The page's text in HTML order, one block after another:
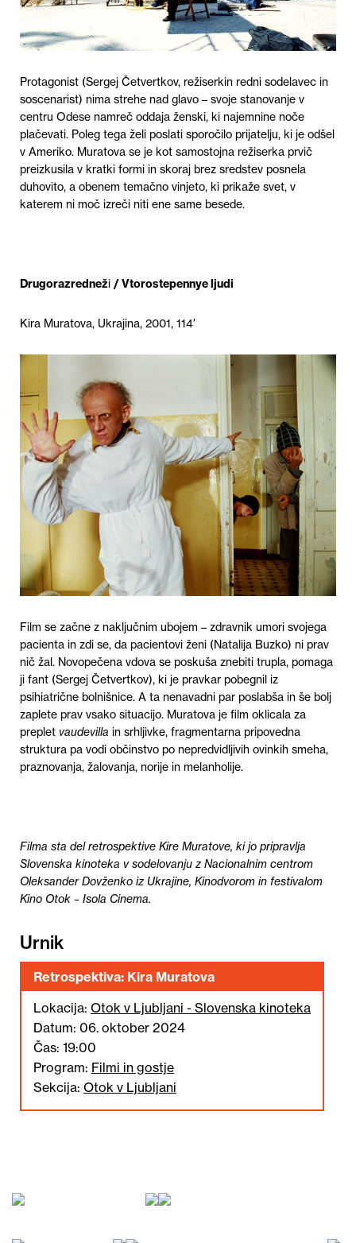
Protagonist (Sergej Četvertkov, režiserkin redni sodelavec in
soscenarist) nima strehe nad glavo – svoje stanovanje v
centru Odese namreč oddaja ženski, ki najemnine noče
plačevati. Poleg tega želi poslati sporočilo prijatelju, ki je odšel
v Ameriko. Muratova se je kot samostojna režiserka prvič
preizkusila v kratki formi in skoraj brez sredstev posnela
duhovito, a obenem temačno vinjeto, ki prikaže svet, v
katerem ni moč izreči niti ene same besede.
Drugorazredneži / Vtorostepennye ljudi
Kira Muratova, Ukrajina, 2001, 114′
Film se začne z naključnim ubojem – zdravnik umori svojega
pacienta in zdi se, da pacientovi ženi (Natalija Buzko) ni prav
nič žal. Novopečena vdova se poskuša znebiti trupla, pomaga
ji fant (Sergej Četvertkov), ki je pravkar pobegnil iz
psihiatrične bolnišnice. A ta nenavadni par poslabša in še bolj
zaplete prav vsako situacijo. Muratova je film oklicala za
preplet vaudevilla in srhljivke, fragmentarna pripovedna
struktura pa vodi občinstvo po nepredvidljivih ovinkih smeha,
praznovanja, žalovanja, norije in melanholije.
Filma sta del retrospektive Kire Muratove, ki jo pripravlja
Slovenska kinoteka v sodelovanju z Nacionalnim centrom
Oleksander Dovženko iz Ukrajine, Kinodvorom in festivalom
Kino Otok – Isola Cinema.
Urnik
Retrospektiva: Kira Muratova
Lokacija: Otok v Ljubljani - Slovenska kinoteka
Datum: 06. oktober 2024
Čas: 19:00
Program: Filmi in gostje
Sekcija: Otok v Ljubljani